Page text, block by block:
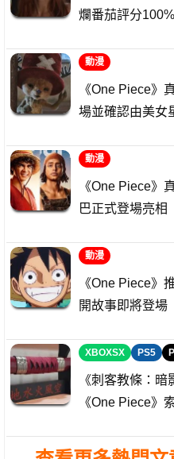
爛番茄評分100%
動漫
《One Piece
場並確認由美女
動漫
《One Piece
巴正式登場亮相
動漫
《One Piece》
開故事即將登場
XBOXSX PS5
《刺客教條：
《One Piece》